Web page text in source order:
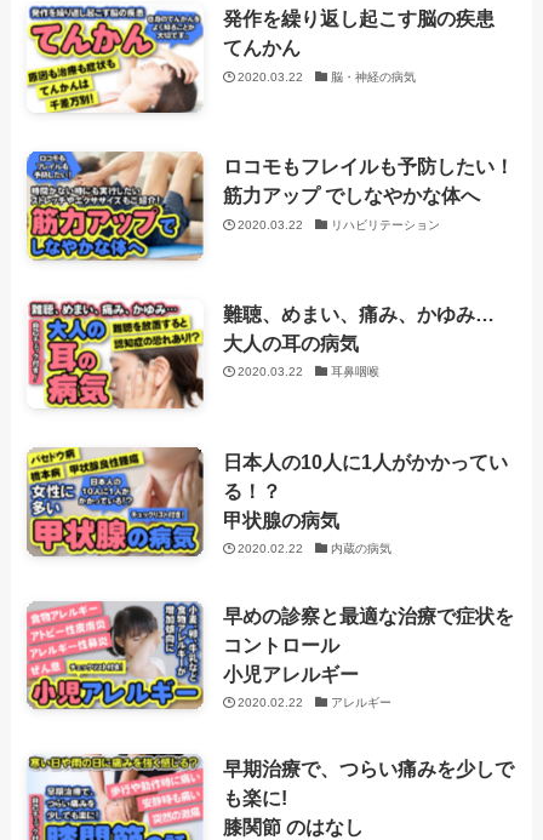
発作を繰り返し起こす脳の疾患
てんかん
2020.03.22 脳・神経の病気
ロコモもフレイルも予防したい！
筋力アップ でしなやかな体へ
2020.03.22 リハビリテーション
難聴、めまい、痛み、かゆみ…
大人の耳の病気
2020.03.22 耳鼻咽喉
日本人の10人に1人がかかってい
る！？
甲状腺の病気
2020.02.22 内蔵の病気
早めの診察と最適な治療で症状を
コントロール
小児アレルギー
2020.02.22 アレルギー
早期治療で、つらい痛みを少しで
も楽に!
膝関節 のはなし